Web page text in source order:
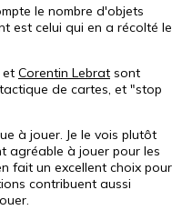
le nombre d'objets
est celui qui en a récolté le
et Corentin Lebrat sont
de cartes, et "stop
à jouer. Je le vois plutôt
agréable à jouer pour les
fait un excellent choix pour
contribuent aussi